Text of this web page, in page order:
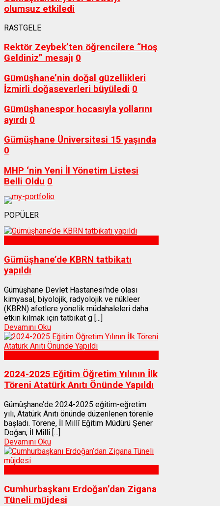
olumsuz etkiledi
RASTGELE
Rektör Zeybek’ten öğrencilere “Hoş
Geldiniz” mesajı 0
Gümüşhane’nin doğal güzellikleri
İzmirli doğaseverleri büyüledi 0
Gümüşhanespor hocasıyla yollarını
ayırdı 0
Gümüşhane Üniversitesi 15 yaşında
0
MHP ‘nin Yeni İl Yönetim Listesi
Belli Oldu 0
POPÜLER
Gümüşhane’de KBRN tatbikatı
yapıldı
Gümüşhane Devlet Hastanesi'nde olası
kimyasal, biyolojik, radyolojik ve nükleer
(KBRN) afetlere yönelik müdahaleleri daha
etkin kılmak için tatbikat g [...]
Devamını Oku
2024-2025 Eğitim Öğretim Yılının İlk
Töreni Atatürk Anıtı Önünde Yapıldı
Gümüşhane’de 2024-2025 eğitim-eğretim
yılı, Atatürk Anıtı önünde düzenlenen törenle
başladı. Törene, İl Millî Eğitim Müdürü Şener
Doğan, İl Millî [...]
Devamını Oku
Cumhurbaşkanı Erdoğan’dan Zigana
Tüneli müjdesi